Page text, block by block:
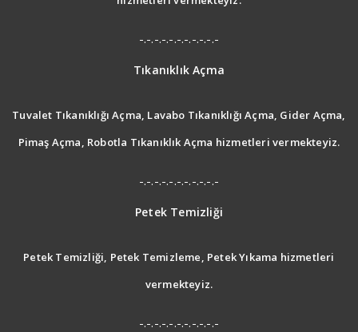
-.-.-.-.-.-.-.-.-.-.-
Tıkanıklık Açma
Tuvalet Tıkanıklığı Açma, Lavabo Tıkanıklığı Açma, Gider Açma,
Pimaş Açma, Robotla Tıkanıklık Açma hizmetleri vermekteyiz.
-.-.-.-.-.-.-.-.-.-.-
Petek Temizliği
Petek Temizliği, Petek Temizleme, Petek Yıkama hizmetleri
vermekteyiz.
-.-.-.-.-.-.-.-.-.-.-